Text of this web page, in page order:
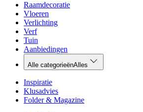
Raamdecoratie
Vloeren
Verlichting
Verf
Tuin
Aanbiedingen
Alle categorieënAlles
Inspiratie
Klusadvies
Folder & Magazine